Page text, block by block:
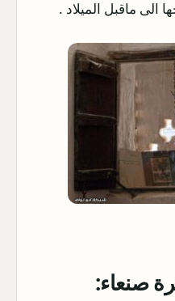
الى ماقبل الميلاد .
صنعاء: